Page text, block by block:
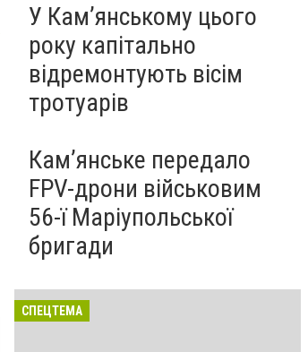
У Кам’янському цього
року капітально
відремонтують вісім
тротуарів
Кам’янське передало
FPV-дрони військовим
56-ї Маріупольської
бригади
СПЕЦТЕМА